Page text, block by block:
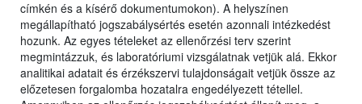
címkén és a kísérő dokumentumokon). A helyszínen
megállapítható jogszabálysértés esetén azonnali intézkedést
hozunk. Az egyes tételeket az ellenőrzési terv szerint
megmintázzuk, és laboratóriumi vizsgálatnak vetjük alá. Ekkor
analitikai adatait és érzékszervi tulajdonságait vetjük össze az
előzetesen forgalomba hozatalra engedélyezett tétellel.